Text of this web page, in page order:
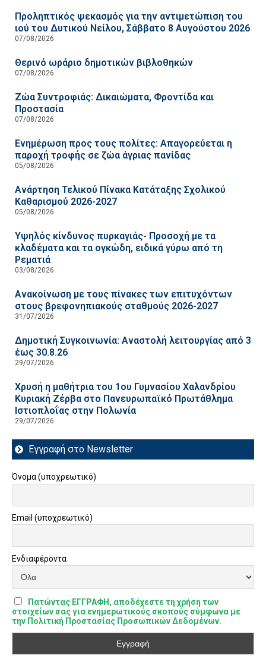
Προληπτικός ψεκασμός για την αντιμετώπιση του
ιού του Δυτικού Νείλου, Σάββατο 8 Αυγούστου 2026
07/08/2026
Θερινό ωράριο δημοτικών βιβλοθηκών
07/08/2026
Ζώα Συντροφιάς: Δικαιώματα, Φροντίδα και
Προστασία
07/08/2026
Ενημέρωση προς τους πολίτες: Απαγορεύεται η
παροχή τροφής σε ζώα άγριας πανίδας
05/08/2026
Ανάρτηση Τελικού Πίνακα Κατάταξης Σχολικού
Καθαρισμού 2026-2027
05/08/2026
Υψηλός κίνδυνος πυρκαγιάς- Προσοχή με τα
κλαδέματα και τα ογκώδη, ειδικά γύρω από τη
Ρεματιά
03/08/2026
Ανακοίνωση με τους πίνακες των επιτυχόντων
στους βρεφονηπιακούς σταθμούς 2026-2027
31/07/2026
Δημοτική Συγκοινωνία: Αναστολή λειτουργίας από 3
έως 30.8.26
29/07/2026
Χρυσή η μαθήτρια του 1ου Γυμνασίου Χαλανδρίου
Κυριακή Ζέρβα στο Πανευρωπαϊκό Πρωτάθλημα
Ιστιοπλοΐας στην Πολωνία
29/07/2026
Εγγραφή στο Newsletter
Όνομα (υποχρεωτικό)
Email (υποχρεωτικό)
Ενδιαφέροντα
Πατώντας ΕΓΓΡΑΦΗ, αποδέχεστε τη χρήση των
στοιχείων σας για ενημερωτικούς σκοπούς σύμφωνα με
την Πολιτική Προστασίας Προσωπικών Δεδομένων.